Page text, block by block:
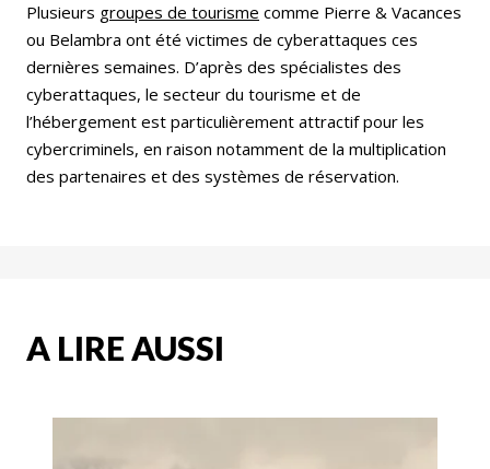
Plusieurs groupes de tourisme comme Pierre & Vacances
ou Belambra ont été victimes de cyberattaques ces
dernières semaines. D’après des spécialistes des
cyberattaques, le secteur du tourisme et de
l’hébergement est particulièrement attractif pour les
cybercriminels, en raison notamment de la multiplication
des partenaires et des systèmes de réservation.
A LIRE AUSSI